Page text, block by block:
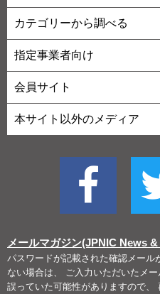
カテゴリーから調べる
指定事業者向け
会員サイト
本サイト以外のメディア
メールマガジン(JPNIC News
パスワードが記載された確認メー
ない場合は、 ご入力いただいたメ
誤っていた可能性がありますので、